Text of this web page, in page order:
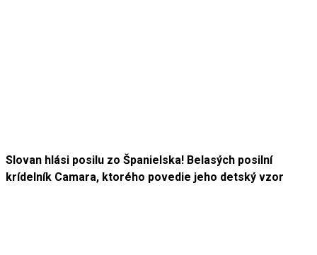
Slovan hlási posilu zo Španielska! Belasých posilní
krídelník Camara, ktorého povedie jeho detský vzor